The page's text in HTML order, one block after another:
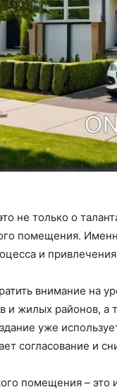
не только о
помещения.
и
внимание на
и жилых районов,
уже
согласование и
помещения – это